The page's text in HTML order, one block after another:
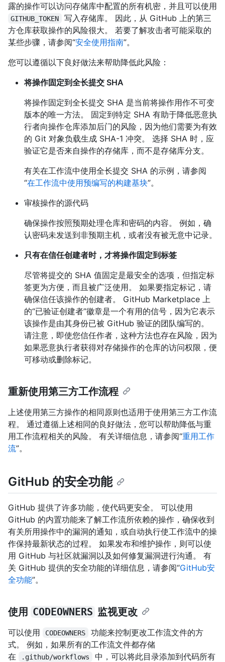
露的操作可以访问存储库中配置的所有机密，并且可以使用
GITHUB_TOKEN
写入存储库。 因此，从 GitHub 上的第三
方仓库获取操作的风险很大。 若要了解攻击者可能采取的
某些步骤，请参阅“安全使用指南”。
您可以遵循以下良好做法来帮助降低此风险：
将操作固定到全长提交 SHA
将操作固定到全长提交 SHA 是当前将操作用作不可变
版本的唯一方法。 固定到特定 SHA 有助于降低恶意执
行者向操作仓库添加后门的风险，因为他们需要为有效
的 Git 对象负载生成 SHA-1 冲突。 选择 SHA 时，应
验证它是否来自操作的存储库，而不是存储库分支。
有关在工作流中使用全长提交 SHA 的示例，请参阅
“在工作流中使用预编写的构建基块”。
审核操作的源代码
确保操作按照预期处理仓库和密码的内容。 例如，确
认密码未发送到非预期主机，或者没有被无意中记录。
只有在信任创建者时，才将操作固定到标签
尽管将提交的 SHA 值固定是最安全的选项，但指定标
签更为方便，而且被广泛使用。 如果要指定标记，请
确保信任该操作的创建者。 GitHub Marketplace 上
的“已验证创建者”徽章是一个有用的信号，因为它表示
该操作是由其身份已被 GitHub 验证的团队编写的。
请注意，即使您信任作者，这种方法也存在风险，因为
如果恶意执行者获得对存储操作的仓库的访问权限，便
可移动或删除标记。
重新使用第三方工作流程
上述使用第三方操作的相同原则也适用于使用第三方工作流
程。 通过遵循上述相同的良好做法，您可以帮助降低与重
用工作流程相关的风险。 有关详细信息，请参阅“重用工作
流”。
GitHub 的安全功能
GitHub 提供了许多功能，使代码更安全。 可以使用
GitHub 的内置功能来了解工作流所依赖的操作，确保收到
有关所用操作中的漏洞的通知，或自动执行使工作流中的操
作保持最新状态的过程。 如果发布和维护操作，则可以使
用 GitHub 与社区就漏洞以及如何修复漏洞进行沟通。 有
关 GitHub 提供的安全功能的详细信息，请参阅“GitHub安
全功能”。
使用 CODEOWNERS 监视更改
可以使用 CODEOWNERS
功能来控制更改工作流文件的方
式。 例如，如果所有的工作流文件都存储
在
.github/workflows
中，可以将此目录添加到代码所有